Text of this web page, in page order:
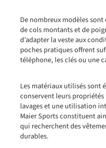
De nombreux modèles
de cols montants et de
d’adapter la veste aux
poches pratiques offrent
téléphone, les clés ou une
Les matériaux utilisés sont
conservent leurs
lavages et une utilisation
Maier Sports constituent
qui recherchent des
durables.